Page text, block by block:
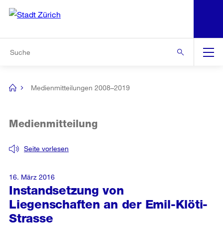
Navigation
[no
Medienmitteilungen 2008–2019
Instandsetzung von
Liegenschaften an der Emil-Klöti-
Strasse
Seite vorlesen
Medienmitteilung
16. März 2016